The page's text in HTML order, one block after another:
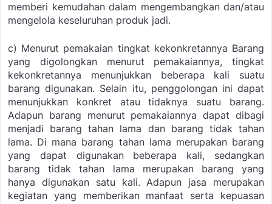
memberi kemudahan dalam mengembangkan dan/atau
mengelola keseluruhan produk jadi.
c) Menurut pemakaian tingkat kekonkretannya Barang
yang digolongkan menurut pemakaiannya, tingkat
kekonkretannya menunjukkan beberapa kali suatu
barang digunakan. Selain itu, penggolongan ini dapat
menunjukkan konkret atau tidaknya suatu barang.
Adapun barang menurut pemakaiannya dapat dibagi
menjadi barang tahan lama dan barang tidak tahan
lama. Di mana barang tahan lama merupakan barang
yang dapat digunakan beberapa kali, sedangkan
barang tidak tahan lama merupakan barang yang
hanya digunakan satu kali. Adapun jasa merupakan
kegiatan yang memberikan manfaat serta kepuasan